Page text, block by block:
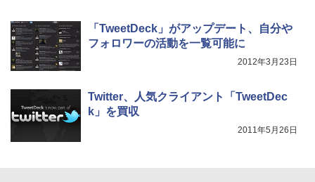
「TweetDeck」がアップデート、自分や
フォロワーの活動を一覧可能に
2012年3月23日
Twitter、人気クライアント「TweetDec
k」を買収
2011年5月26日